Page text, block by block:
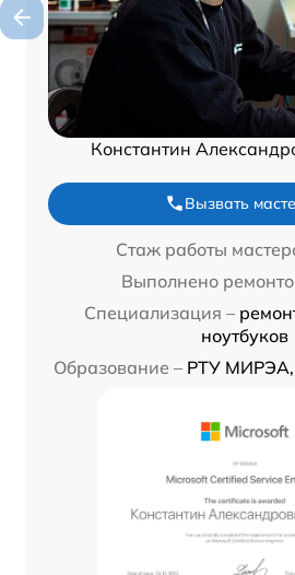
Константин
Вызвать
Стаж работы
Выполнено
Специализация –
ноутбуков
Образование – РТУ МИРЭА,